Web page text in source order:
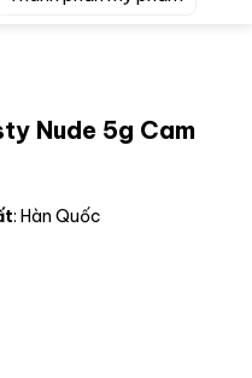
Nude 5g Cam
: Hàn Quốc
Đào số lượng